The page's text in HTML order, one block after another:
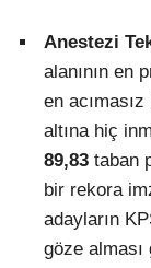
Anestezi
alanının en
en
altına hiç
89,83 taban
bir rekora
adayların
göze alması